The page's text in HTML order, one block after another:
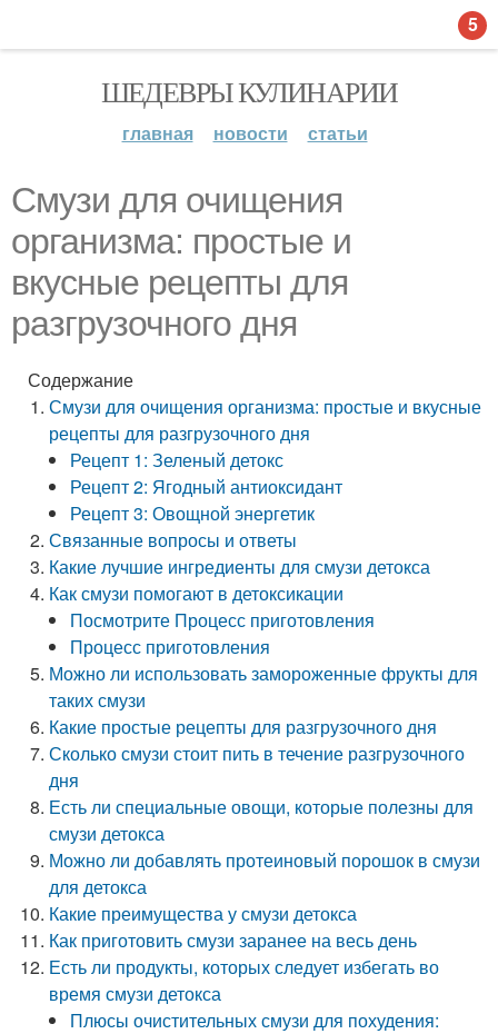
ШЕДЕВРЫ КУЛИНАРИИ
главная новости статьи
Смузи для очищения
организма: простые и
вкусные рецепты для
разгрузочного дня
Содержание
Смузи для очищения организма: простые и вкусные
рецепты для разгрузочного дня
Рецепт 1: Зеленый детокс
Рецепт 2: Ягодный антиоксидант
Рецепт 3: Овощной энергетик
Связанные вопросы и ответы
Какие лучшие ингредиенты для смузи детокса
Как смузи помогают в детоксикации
Посмотрите Процесс приготовления
Процесс приготовления
Можно ли использовать замороженные фрукты для
таких смузи
Какие простые рецепты для разгрузочного дня
Сколько смузи стоит пить в течение разгрузочного
дня
Есть ли специальные овощи, которые полезны для
смузи детокса
Можно ли добавлять протеиновый порошок в смузи
для детокса
Какие преимущества у смузи детокса
Как приготовить смузи заранее на весь день
Есть ли продукты, которых следует избегать во
время смузи детокса
Плюсы очистительных смузи для похудения:
5